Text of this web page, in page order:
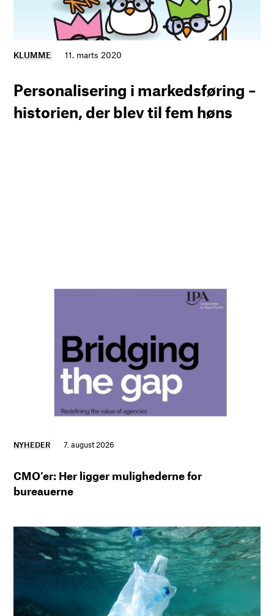
KLUMME 11. marts 2020
Personalisering i markedsføring –
historien, der blev til fem høns
NYHEDER 7. august 2026
CMO’er: Her ligger mulighederne for
bureauerne